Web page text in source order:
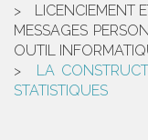
LICENCIEMENT
MESSAGES
OUTIL
LA
STATISTIQUES